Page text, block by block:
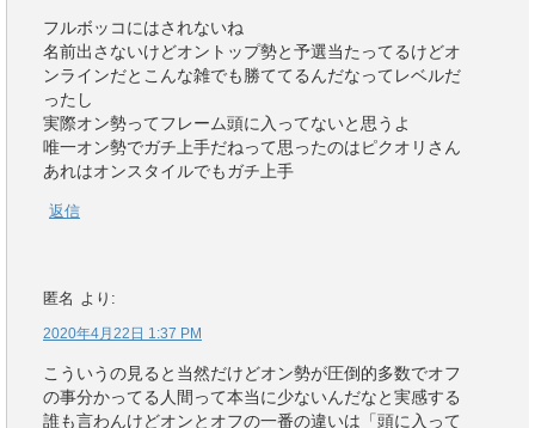
フルボッコにはされないね
名前出さないけどオントップ勢と予選当たってるけどオ
ンラインだとこんな雑でも勝ててるんだなってレベルだ
ったし
実際オン勢ってフレーム頭に入ってないと思うよ
唯一オン勢でガチ上手だねって思ったのはピクオリさん
あれはオンスタイルでもガチ上手
返信
匿名 より:
2020年4月22日 1:37 PM
こういうの見ると当然だけどオン勢が圧倒的多数でオフ
の事分かってる人間って本当に少ないんだなと実感する
誰も言わんけどオンとオフの一番の違いは「頭に入って